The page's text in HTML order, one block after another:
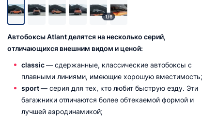
1/6
Автобоксы Atlant делятся на несколько серий,
отличающихся внешним видом и ценой:
сlassic— сдержанные, классические автобоксы с
плавными линиями, имеющие хорошую вместимость;
sport— серия для тех, кто любит быструю езду. Эти
багажники отличаются более обтекаемой формой и
лучшей аэродинамикой;